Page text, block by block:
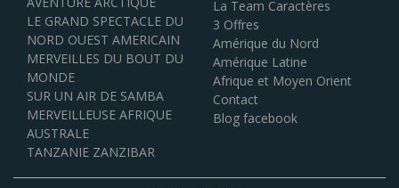
LE GRAND SPECTACLE DU
NORD OUEST AMERICAIN
MERVEILLES DU BOUT DU
MONDE
SUR UN AIR DE SAMBA
MERVEILLEUSE AFRIQUE
AUSTRALE
TANZANIE ZANZIBAR
La Team Caractères
3 Offres
Amérique du Nord
Amérique Latine
Afrique et Moyen Orient
Contact
Blog facebook